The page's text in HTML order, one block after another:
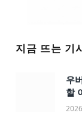
지금 뜨는 기
우
할